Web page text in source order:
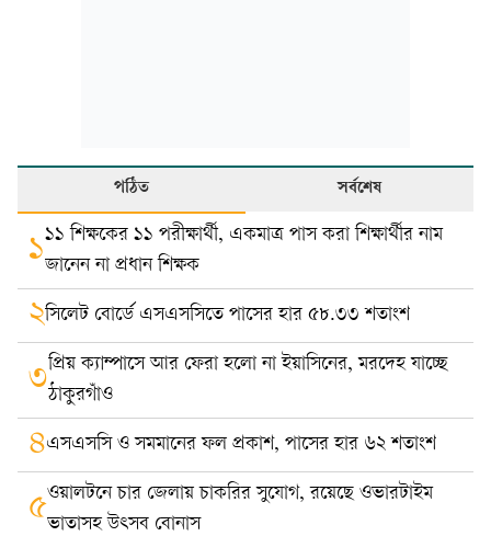
পঠিত সর্বশেষ
১১১ শিক্ষকের ১১ পরীক্ষার্থী, একমাত্র পাস করা শিক্ষার্থীর নাম
জানেন না প্রধান শিক্ষক
২সিলেট বোর্ডে এসএসসিতে পাসের হার ৫৮.৩৩ শতাংশ
৩প্রিয় ক্যাম্পাসে আর ফেরা হলো না ইয়াসিনের, মরদেহ যাচ্ছে
ঠাকুরগাঁও
৪এসএসসি ও সমমানের ফল প্রকাশ, পাসের হার ৬২ শতাংশ
৫ওয়ালটনে চার জেলায় চাকরির সুযোগ, রয়েছে ওভারটাইম
ভাতাসহ উৎসব বোনাস